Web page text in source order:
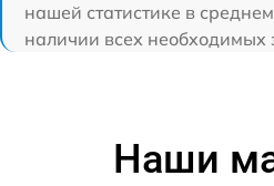
нашей статистике в
наличии всех необходимых
Наши